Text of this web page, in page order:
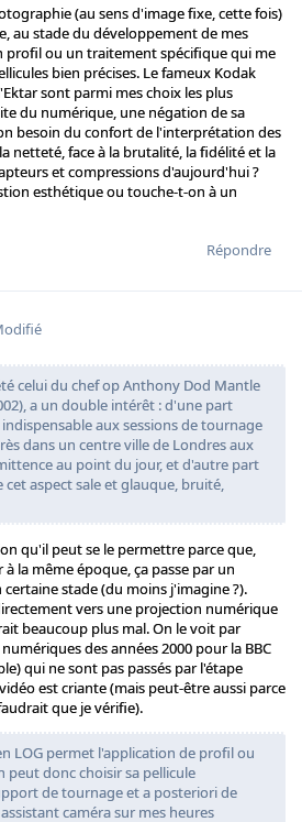
(au sens d'image fixe, cette fois)
au stade du développement de mes
profil ou un traitement spécifique qui me
bien précises. Le fameux Kodak
sont parmi mes choix les plus
du numérique, une négation de sa
besoin du confort de l'interprétation des
netteté, face à la brutalité, la fidélité et la
et compressions d'aujourd'hui ?
esthétique ou touche-t-on à un
Répondre
celui du chef op Anthony Dod Mantle
a un double intérêt : d'une part
aux sessions de tournage
dans un centre ville de Londres aux
au point du jour, et d'autre part
aspect sale et glauque, bruité,
qu'il peut se le permettre parce que,
la même époque, ça passe par un
stade (du moins j'imagine ?).
vers une projection numérique
beaucoup plus mal. On le voit par
des années 2000 pour la BBC
qui ne sont pas passés par l'étape
est criante (mais peut-être aussi parce
que je vérifie).
LOG permet l'application de profil ou
peut donc choisir sa pellicule
de tournage et a posteriori de
caméra sur mes heures